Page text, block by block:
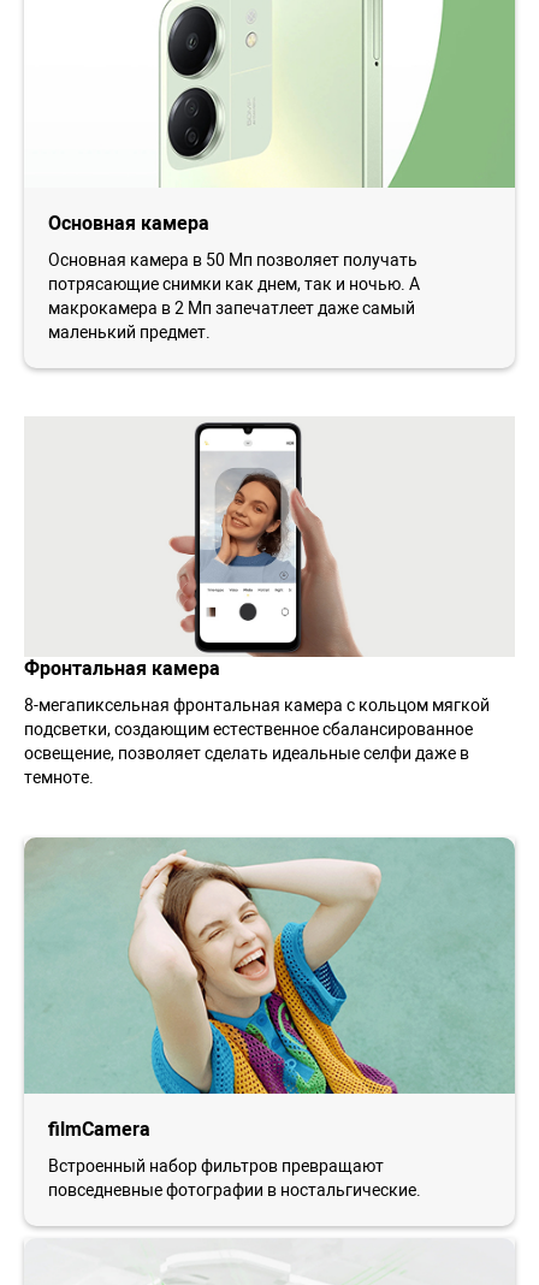
Основная камера
Основная камера в 50 Мп позволяет получать
потрясающие снимки как днем, так и ночью. А
макрокамера в 2 Мп запечатлеет даже самый
маленький предмет.
Фронтальная камера
8-мегапиксельная фронтальная камера с кольцом мягкой
подсветки, создающим естественное сбалансированное
освещение, позволяет сделать идеальные селфи даже в
темноте.
filmCamera
Встроенный набор фильтров превращают
повседневные фотографии в ностальгические.